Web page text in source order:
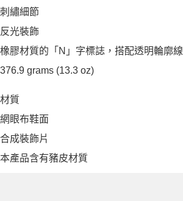
刺繡細節
反光裝飾
橡膠材質的「N」字標誌，搭配透明輪廓線
376.9 grams (13.3 oz)
材質
網眼布鞋面
合成裝飾片
本產品含有豬皮材質